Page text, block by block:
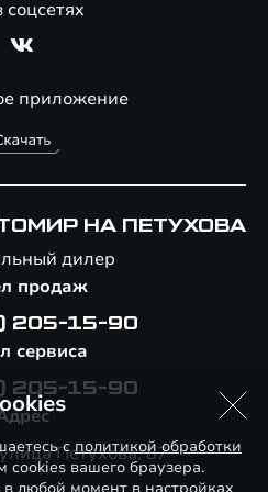
приложение
НА ПЕТУХОВА
дилер
продаж
205-15-90
сервиса
205-15-90
Петухова, 87
сполитикой обработки
cookies вашего браузера.